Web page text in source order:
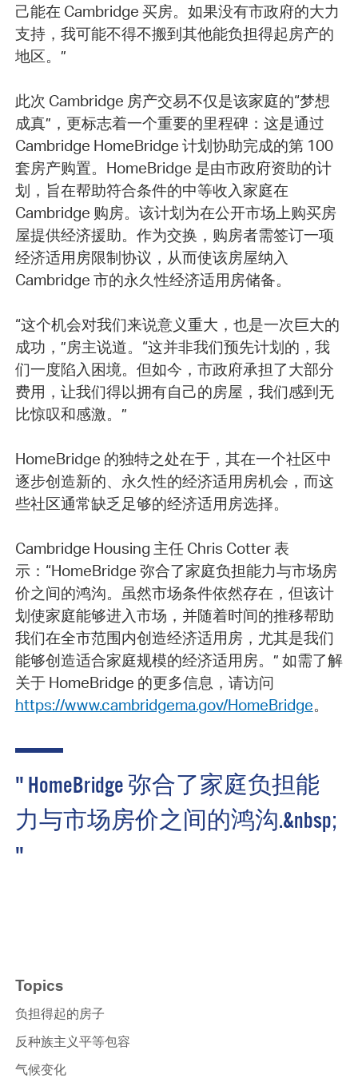
己能在 Cambridge 买房。如果没有市政府的大力
支持，我可能不得不搬到其他能负担得起房产的
地区。”
此次 Cambridge 房产交易不仅是该家庭的“梦想
成真”，更标志着一个重要的里程碑：这是通过
Cambridge HomeBridge 计划协助完成的第 100
套房产购置。HomeBridge 是由市政府资助的计
划，旨在帮助符合条件的中等收入家庭在
Cambridge 购房。该计划为在公开市场上购买房
屋提供经济援助。作为交换，购房者需签订一项
经济适用房限制协议，从而使该房屋纳入
Cambridge 市的永久性经济适用房储备。
“这个机会对我们来说意义重大，也是一次巨大的
成功，”房主说道。“这并非我们预先计划的，我
们一度陷入困境。但如今，市政府承担了大部分
费用，让我们得以拥有自己的房屋，我们感到无
比惊叹和感激。”
HomeBridge 的独特之处在于，其在一个社区中
逐步创造新的、永久性的经济适用房机会，而这
些社区通常缺乏足够的经济适用房选择。
Cambridge Housing 主任 Chris Cotter 表
示：“HomeBridge 弥合了家庭负担能力与市场房
价之间的鸿沟。虽然市场条件依然存在，但该计
划使家庭能够进入市场，并随着时间的推移帮助
我们在全市范围内创造经济适用房，尤其是我们
能够创造适合家庭规模的经济适用房。” 如需了解
关于 HomeBridge 的更多信息，请访问
https://www.cambridgema.gov/HomeBridge。
" HomeBridge 弥合了家庭负担能
力与市场房价之间的鸿沟.&nbsp;
"
Topics
负担得起的房子
反种族主义平等包容
气候变化